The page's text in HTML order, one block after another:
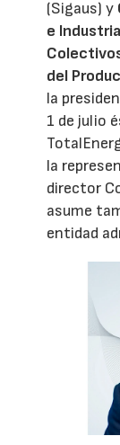
(Sigaus) y
e
del
la
1 de julio
la
director
asume
entidad